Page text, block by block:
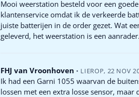
Mooi weerstation besteld voor een
klantenservice omdat ik de verkeerde
juiste batterijen in de order gezet. Wat
geleverd, het weerstation is een aanrader.
FHJ van Vroonhoven • LIEROP, 22 NOV
Ik had een Garni 1055 waarvan de
lossen met een extra losse sensor,